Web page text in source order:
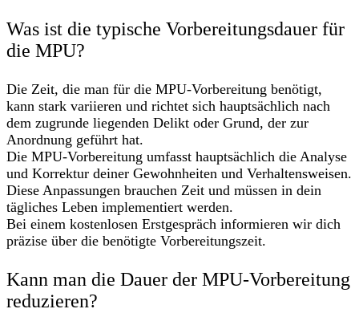
Was ist die typische Vorbereitungsdauer für
die MPU?
Die Zeit, die man für die MPU-Vorbereitung benötigt,
kann stark variieren und richtet sich hauptsächlich nach
dem zugrunde liegenden Delikt oder Grund, der zur
Anordnung geführt hat.
Die MPU-Vorbereitung umfasst hauptsächlich die Analyse
und Korrektur deiner Gewohnheiten und Verhaltensweisen.
Diese Anpassungen brauchen Zeit und müssen in dein
tägliches Leben implementiert werden.
Bei einem kostenlosen Erstgespräch informieren wir dich
präzise über die benötigte Vorbereitungszeit.
Kann man die Dauer der MPU-Vorbereitung
reduzieren?